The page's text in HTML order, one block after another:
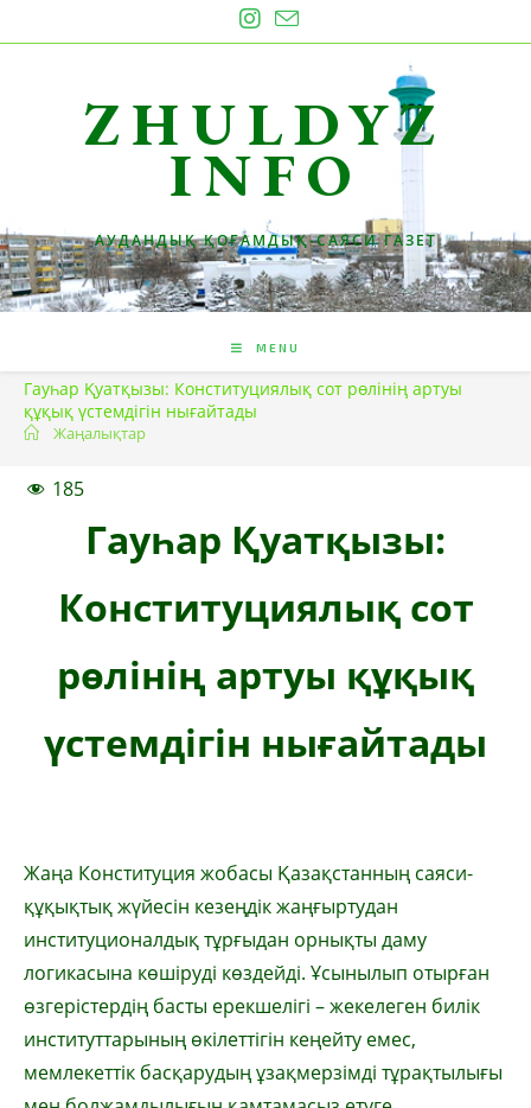
to
ZHULDYZ
INFO
АУДАНДЫҚ ҚОҒАМДЫҚ-САЯСИ ГАЗЕТ
MENU
Гауһар Қуатқызы: Конституциялық сот рөлінің артуы
құқық үстемдігін нығайтады
Жаңалықтар
185
Гауһар Қуатқызы:
Конституциялық сот
рөлінің артуы құқық
үстемдігін нығайтады
Жаңа Конституция жобасы Қазақстанның саяси-
құқықтық жүйесін кезеңдік жаңғыртудан
институционалдық тұрғыдан орнықты даму
логикасына көшіруді көздейді. Ұсынылып отырған
өзгерістердің басты ерекшелігі – жекелеген билік
институттарының өкілеттігін кеңейту емес,
мемлекеттік басқарудың ұзақмерзімді тұрақтылығы